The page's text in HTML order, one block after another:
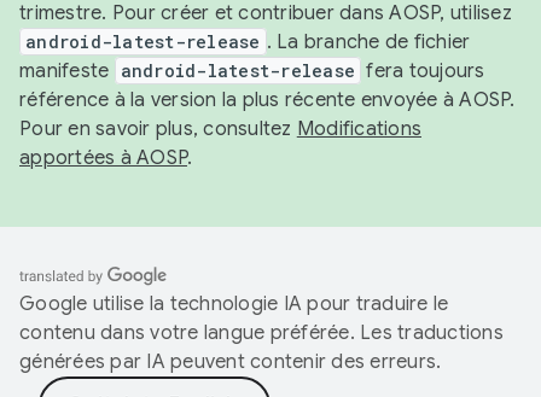
trimestre. Pour créer et contribuer dans AOSP, utilisez
android-latest-release . La branche de fichier
manifeste android-latest-release fera toujours
référence à la version la plus récente envoyée à AOSP.
Pour en savoir plus, consultez Modifications
apportées à AOSP.
Google utilise la technologie IA pour traduire le
contenu dans votre langue préférée. Les traductions
générées par IA peuvent contenir des erreurs.